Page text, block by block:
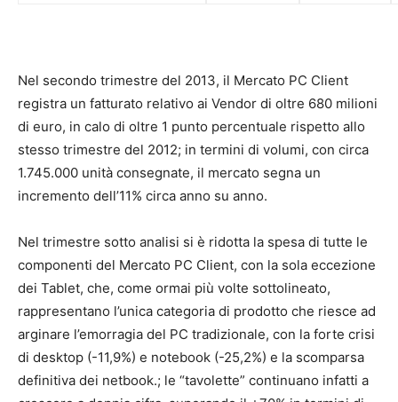
Nel secondo trimestre del 2013, il Mercato PC Client
registra un fatturato relativo ai Vendor di oltre 680 milioni
di euro, in calo di oltre 1 punto percentuale rispetto allo
stesso trimestre del 2012; in termini di volumi, con circa
1.745.000 unità consegnate, il mercato segna un
incremento dell’11% circa anno su anno.
Nel trimestre sotto analisi si è ridotta la spesa di tutte le
componenti del Mercato PC Client, con la sola eccezione
dei Tablet, che, come ormai più volte sottolineato,
rappresentano l’unica categoria di prodotto che riesce ad
arginare l’emorragia del PC tradizionale, con la forte crisi
di desktop (-11,9%) e notebook (-25,2%) e la scomparsa
definitiva dei netbook.; le “tavolette” continuano infatti a